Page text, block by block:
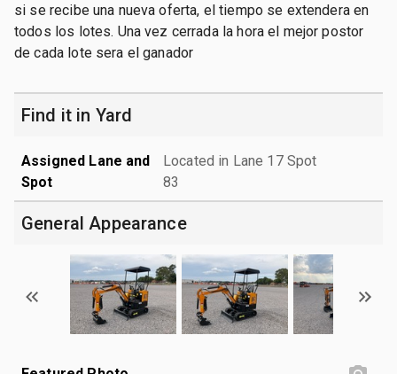
si se recibe una nueva oferta, el tiempo se extendera en
todos los lotes. Una vez cerrada la hora el mejor postor
de cada lote sera el ganador
Find it in Yard
Assigned Lane and
Spot
Located in Lane 17 Spot
83
General Appearance